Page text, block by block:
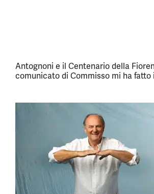
Antognoni e il Centenario della
comunicato di Commisso mi ha fatto